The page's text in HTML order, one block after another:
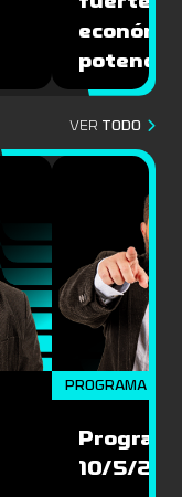
VER TODO
PROGRAMA
10/5/